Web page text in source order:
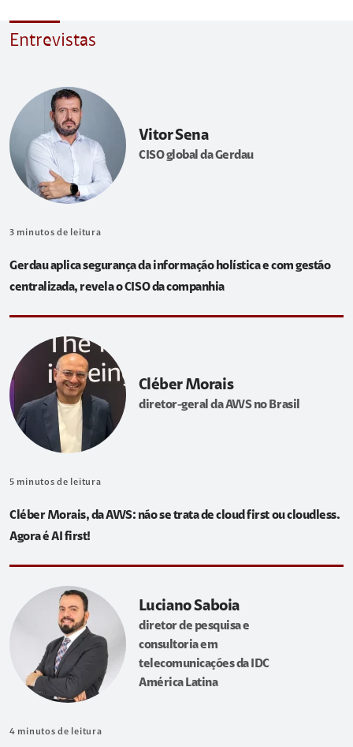
Entrevistas
Vitor Sena
CISO global da Gerdau
3 minutos de leitura
Gerdau aplica segurança da informação holística e com gestão
centralizada, revela o CISO da companhia
Cléber Morais
diretor-geral da AWS no Brasil
5 minutos de leitura
Cléber Morais, da AWS: não se trata de cloud first ou cloudless.
Agora é AI first!
Luciano Saboia
diretor de pesquisa e
consultoria em
telecomunicações da IDC
América Latina
4 minutos de leitura